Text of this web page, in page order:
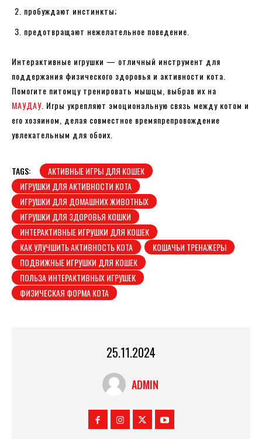
пробуждают инстинкты;
предотвращают нежелательное поведение.
Интерактивные игрушки — отличный инструмент для
поддержания физического здоровья и активности кота.
Помогите питомцу тренировать мышцы, выбрав их на
МАУДАУ . Игры укрепляют эмоциональную связь между котом и
его хозяином, делая совместное времяпрепровождение
увлекательным для обоих.
TAGS:
АКТИВНЫЕ ИГРЫ ДЛЯ КОШЕК
ИГРУШКИ ДЛЯ АКТИВНОСТИ КОТА
ИГРУШКИ ДЛЯ ДОМАШНИХ ЖИВОТНЫХ
ИГРУШКИ ДЛЯ ЗДОРОВЬЯ КОШКИ
ИНТЕРАКТИВНЫЕ ИГРУШКИ ДЛЯ КОШЕК
КАК УЛУЧШИТЬ АКТИВНОСТЬ КОТА
КОШАЧЬИ ТРЕНАЖЕРЫ
ПОДВИЖНЫЕ ИГРУШКИ ДЛЯ КОШЕК
ПОЛЬЗА ИНТЕРАКТИВНЫХ ИГРУШЕК
ФИЗИЧЕСКАЯ ФОРМА КОТА
25.11.2024
ADMIN